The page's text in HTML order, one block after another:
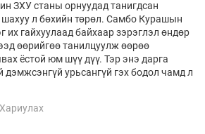
ЗХУ станы орнуудад танигдсан
шахуу л бөхийн төрөл. Самбо Курашын
их гайхуулаад байхаар зэрэглэл өндөр
өөрийгөө танилцуулж өөрөө
ёстой юм шүү дүү. Тэр энэ дарга
дэмжсэнгүй урьсангүй гэх бодол чамд л
Хариулах